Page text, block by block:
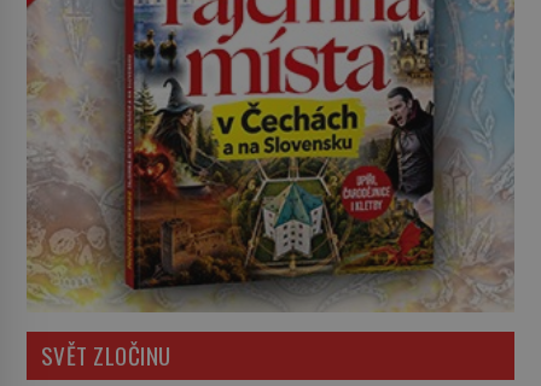
SVĚT ZLOČINU